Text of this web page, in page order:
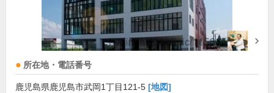
所在地・電話番号
鹿児島県鹿児島市武岡1丁目121-5 [地図]